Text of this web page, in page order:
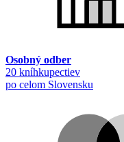
Osobný odber
20 kníhkupectiev
po celom Slovensku